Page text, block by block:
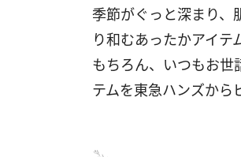
季節がぐっと深まり、
り和むあったかアイ
もちろん、いつもお世
テムを東急ハンズから